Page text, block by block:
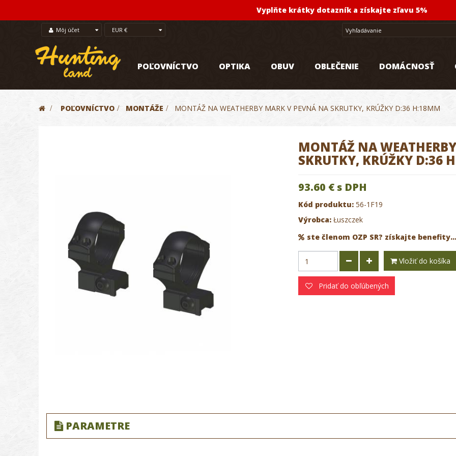
Vyplňte krátky dotazník a získajte zľavu 5%
Môj účet EUR €
POĽOVNÍCTVO OPTIKA OBUV OBLEČENIE DOMÁCNOSŤ
> POĽOVNÍCTVO > MONTÁŽE > MONTÁŽ NA WEATHERBY MARK V PEVNÁ NA SKRUTKY, KRÚŽKY D:36 H:18MM
MONTÁŽ NA
SKRUTKY, KRÚŽKY D:36
93.60 €s DPH
Kód produktu: 56-1F19
Výrobca: Łuszczek
ste členom OZP SR? získajte benefity...
Vložiť do košíka
Pridať do obľúbených
PARAMETRE